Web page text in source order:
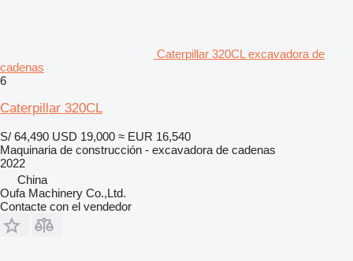
Caterpillar 320CL excavadora de
cadenas
6
Caterpillar 320CL
S/ 64,490 USD 19,000 ≈ EUR 16,540
Maquinaria de construcción - excavadora de cadenas
2022
China
Oufa Machinery Co.,Ltd.
Contacte con el vendedor